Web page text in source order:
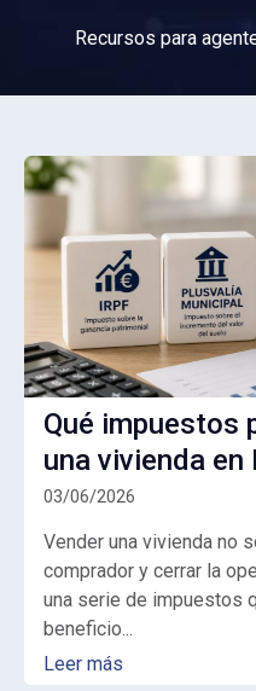
Recursos para
Qué impuestos
una vivienda en
03/06/2026
Vender una vivienda no
comprador y cerrar la
una serie de impuestos
beneficio...
Leer más